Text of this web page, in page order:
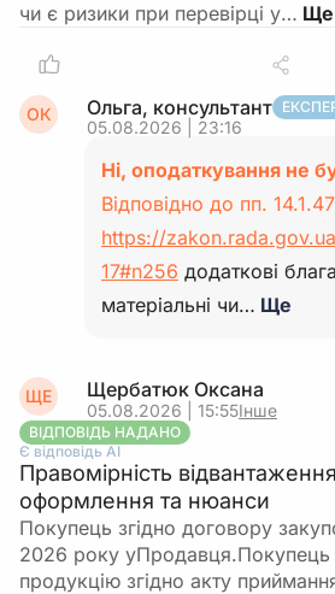
чи є ризики при перевірці у…
ОК Ольга, консультант
05.08.2026 | 23:16
Ні, оподаткування не
Відповідно до пп.
https://
17#n256 додаткові
матеріальні чи… Ще
ЩЕ Щербатюк Оксана
05.08.2026 | 15:55Інше
ВІДПОВІДЬ НАДАНО
Є відповідь АІ
Правомірність
оформлення та нюанси
Покупець згідно договору
2026 року уПродавця.Покупець
продукцію згідно акту